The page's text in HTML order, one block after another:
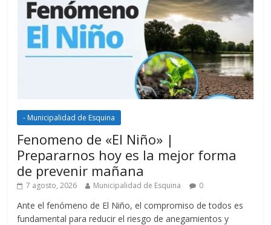
- Municipalidad de Esquina
Fenomeno de «El Niño» |
Prepararnos hoy es la mejor forma
de prevenir mañana
7 agosto, 2026 Municipalidad de Esquina 0
Ante el fenómeno de El Niño, el compromiso de todos es
fundamental para reducir el riesgo de anegamientos y